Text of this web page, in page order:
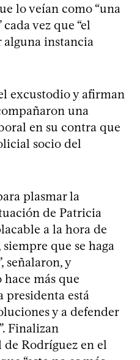
lo veían como “una
vez que “el
alguna instancia
excustodio y afirman
una
en su contra que
socio del
plasmar la
de Patricia
a la hora de
que se haga
señalaron, y
hace más que
presidenta está
y a defender
Finalizan
Rodríguez en el